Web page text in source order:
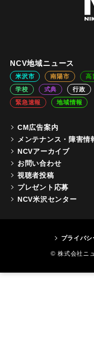
NCV地域ニュース
米沢市 南陽市 高
学校
式典 行政
緊急速報
地域情報
CM広告案内
メンテナンス・障害情
NCVアーカイブ
お問い合わせ
視聴者投稿
プレゼント応募
NCV米沢センター
プライバ
© 株式会社ニ